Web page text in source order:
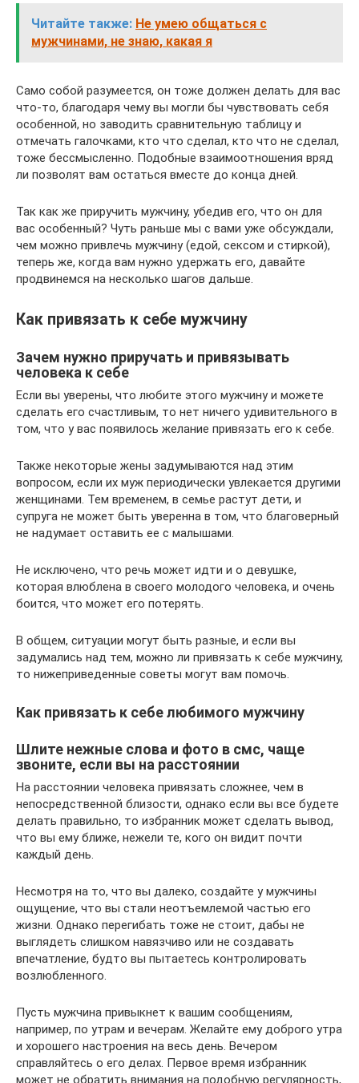
Читайте также: Не умею общаться с
мужчинами, не знаю, какая я
Само собой разумеется, он тоже должен делать для вас
что-то, благодаря чему вы могли бы чувствовать себя
особенной, но заводить сравнительную таблицу и
отмечать галочками, кто что сделал, кто что не сделал,
тоже бессмысленно. Подобные взаимоотношения вряд
ли позволят вам остаться вместе до конца дней.
Так как же приручить мужчину, убедив его, что он для
вас особенный? Чуть раньше мы с вами уже обсуждали,
чем можно привлечь мужчину (едой, сексом и стиркой),
теперь же, когда вам нужно удержать его, давайте
продвинемся на несколько шагов дальше.
Как привязать к себе мужчину
Зачем нужно приручать и привязывать
человека к себе
Если вы уверены, что любите этого мужчину и можете
сделать его счастливым, то нет ничего удивительного в
том, что у вас появилось желание привязать его к себе.
Также некоторые жены задумываются над этим
вопросом, если их муж периодически увлекается другими
женщинами. Тем временем, в семье растут дети, и
супруга не может быть уверенна в том, что благоверный
не надумает оставить ее с малышами.
Не исключено, что речь может идти и о девушке,
которая влюблена в своего молодого человека, и очень
боится, что может его потерять.
В общем, ситуации могут быть разные, и если вы
задумались над тем, можно ли привязать к себе мужчину,
то нижеприведенные советы могут вам помочь.
Как привязать к себе любимого мужчину
Шлите нежные слова и фото в смс, чаще
звоните, если вы на расстоянии
На расстоянии человека привязать сложнее, чем в
непосредственной близости, однако если вы все будете
делать правильно, то избранник может сделать вывод,
что вы ему ближе, нежели те, кого он видит почти
каждый день.
Несмотря на то, что вы далеко, создайте у мужчины
ощущение, что вы стали неотъемлемой частью его
жизни. Однако перегибать тоже не стоит, дабы не
выглядеть слишком навязчиво или не создавать
впечатление, будто вы пытаетесь контролировать
возлюбленного.
Пусть мужчина привыкнет к вашим сообщениям,
например, по утрам и вечерам. Желайте ему доброго утра
и хорошего настроения на весь день. Вечером
справляйтесь о его делах. Первое время избранник
может не обратить внимания на подобную регулярность,